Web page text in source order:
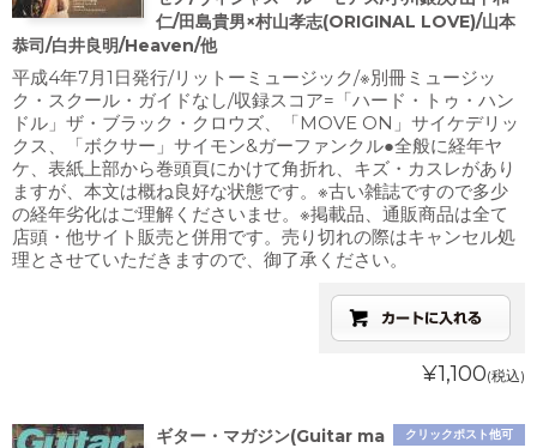
仁/田島貴男×村山孝志(ORIGINAL LOVE)/山本
恭司/白井良明/Heaven/他
平成4年7月1日発行/リットーミュージック/※別冊ミュージッ
ク・スクール・ガイドなし/収録スコア=「ハード・トゥ・ハン
ドル」ザ・ブラック・クロウズ、「MOVE ON」サイケデリッ
クス、「ボクサー」サイモン&ガーファンクル●全般に経年ヤ
ケ、表紙上部から巻頭頁にかけて角折れ、キズ・カスレがあり
ますが、本文は概ね良好な状態です。※古い雑誌ですので多少
の経年劣化はご理解くださいませ。※掲載品、通販商品は全て
店頭・他サイト販売と併用です。売り切れの際はキャンセル処
理とさせていただきますので、御了承ください。
¥1,100(税込)
クリックポスト他可
ギター・マガジン(Guitar ma